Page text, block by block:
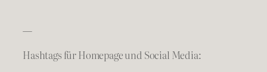
—
Hashtags für Homepage und Social Media: